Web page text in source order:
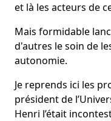
et là les acteurs de
Mais formidable
d'autres le soin de
autonomie.
Je reprends ici les
président de
Henri l’était